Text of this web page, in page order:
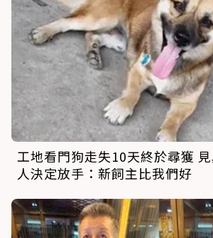
工地看門狗走失10天終於尋獲
人決定放手：新飼主比我們好